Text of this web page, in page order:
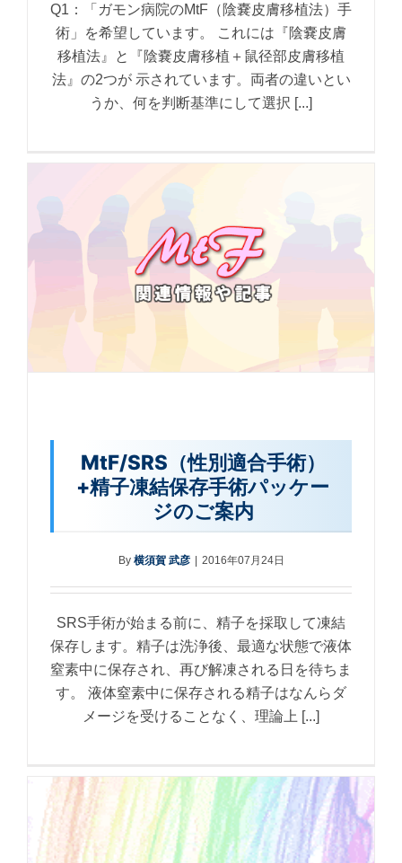
Q1：「ガモン病院のMtF（陰嚢皮膚移植法）手
術」を希望しています。 これには『陰嚢皮膚
移植法』と『陰嚢皮膚移植＋鼠径部皮膚移植
法』の2つが 示されています。両者の違いとい
うか、何を判断基準にして選択 [...]
MtF/SRS（性別適合手術）
+精子凍結保存手術パッケー
ジのご案内
By 横須賀 武彦 2016年07月24日
SRS手術が始まる前に、精子を採取して凍結
保存します。精子は洗浄後、最適な状態で液体
窒素中に保存され、再び解凍される日を待ちま
す。 液体窒素中に保存される精子はなんらダ
メージを受けることなく、理論上 [...]